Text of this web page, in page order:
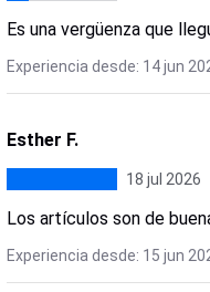
Es una vergüenza que
Experiencia desde: 14 jun
Esther F.
18 jul 2026
Los artículos son de
Experiencia desde: 15 jun